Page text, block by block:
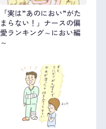
「実は”あのにおい”がた
まらない！」ナースの偏
愛ランキング～におい編
～